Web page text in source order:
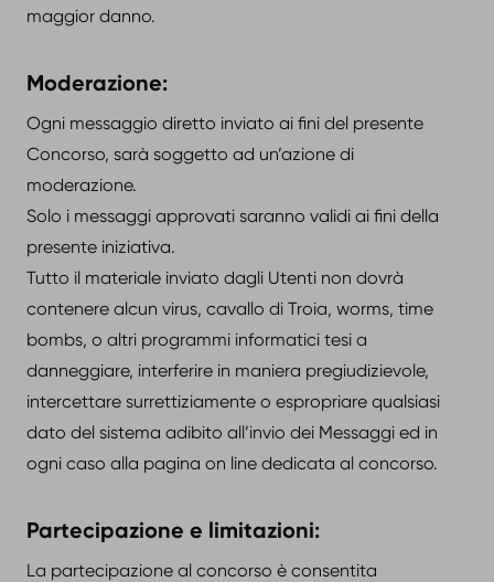
maggior danno.
Moderazione:
Ogni messaggio diretto inviato ai fini del presente
Concorso, sarà soggetto ad un’azione di
moderazione.
Solo i messaggi approvati saranno validi ai fini della
presente iniziativa.
Tutto il materiale inviato dagli Utenti non dovrà
contenere alcun virus, cavallo di Troia, worms, time
bombs, o altri programmi informatici tesi a
danneggiare, interferire in maniera pregiudizievole,
intercettare surrettiziamente o espropriare qualsiasi
dato del sistema adibito all’invio dei Messaggi ed in
ogni caso alla pagina on line dedicata al concorso.
Partecipazione e limitazioni:
La partecipazione al concorso è consentita